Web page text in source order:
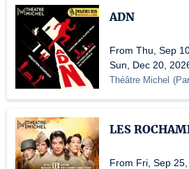
ADN
From Thu, Sep
Sun, Dec 20,
Théâtre Michel (
LES
From Fri, Sep